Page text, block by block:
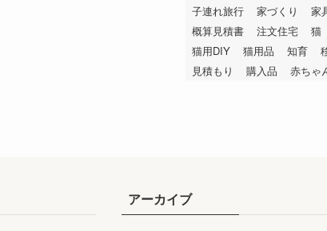
子連れ旅行
家づくり 家
概算見積書
注文住宅 猫
猫用DIY
猫用品 知育
見積もり
購入品 赤ちゃ
アーカイブ